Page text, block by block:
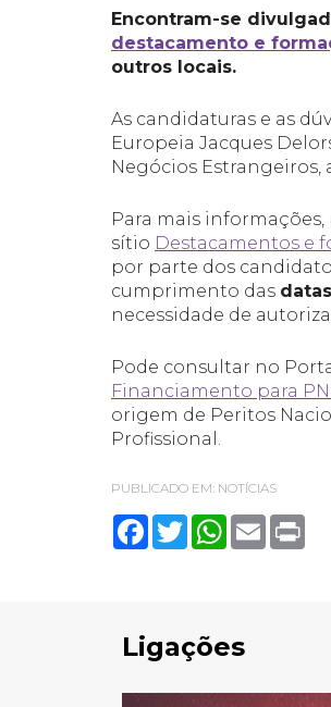
Encontram-se
destacamento e
outros locais.
As candidaturas e as
Europeia Jacques
Negócios Estrangeiros,
Para mais
sítio Destacamentos e
por parte dos
cumprimento das
necessidade de
Pode consultar no
Financiamento para
origem de Peritos
Profissional.
PUBLICADO EM: NOTÍCIAS
Facebook
TwitterWhatsApp
Email
Ligações